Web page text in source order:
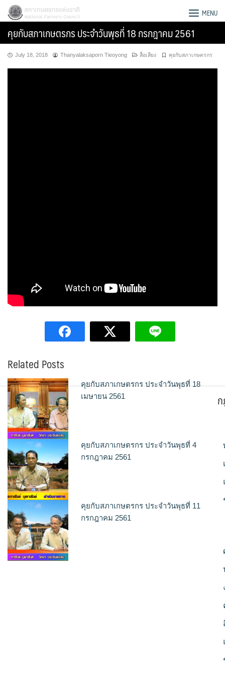
Skip
content
สภาเกษตรกรแห่งชาติ MENU
คุยกับสภาเกษตรกร ประจำวันพุธที่ 18 กรกฎาคม 2561
July 18, 2018 Thanyalaksaporn Tieoyong สื่อเสียง คุยกับสภาเกษตรกร
Related Posts
คุยกับสภาเกษตรกร ประจำวันพุธที่ 18
เมษายน 2561
คุยกับสภาเกษตรกร ประจำวันพุธที่ 4
กรกฎาคม 2561
คุยกับสภาเกษตรกร ประจำวันพุธที่ 11
กรกฎาคม 2561